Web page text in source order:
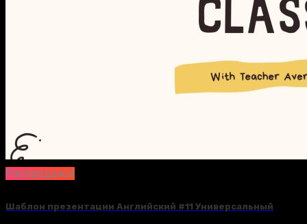
Распродажа!
Шаблон презентации Английский #11 Универсальный